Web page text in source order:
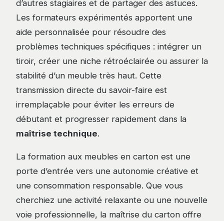
d’autres stagiaires et de partager des astuces.
Les formateurs expérimentés apportent une
aide personnalisée pour résoudre des
problèmes techniques spécifiques : intégrer un
tiroir, créer une niche rétroéclairée ou assurer la
stabilité d’un meuble très haut. Cette
transmission directe du savoir-faire est
irremplaçable pour éviter les erreurs de
débutant et progresser rapidement dans la
maîtrise technique.
La formation aux meubles en carton est une
porte d’entrée vers une autonomie créative et
une consommation responsable. Que vous
cherchiez une activité relaxante ou une nouvelle
voie professionnelle, la maîtrise du carton offre